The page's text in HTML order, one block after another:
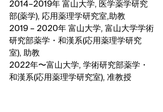
2014–2019年 富山大学, 医学薬学研究
部(薬学), 応用薬理学研究室,助教
2019 – 2020年 富山大学, 富山大学学術
研究部薬学・和漢系(応用薬理学研究
室), 助教
2022年〜富山大学, 学術研究部薬学・
和漢系(応用薬理学研究室), 准教授